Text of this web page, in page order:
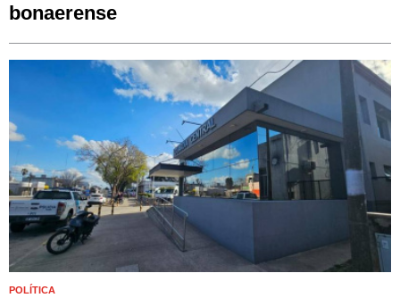
bonaerense
POLÍTICA